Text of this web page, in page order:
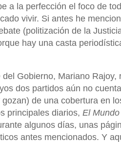
a la perfección el foco de
vivir. Si antes he
(politización de la
hay una casta
Gobierno, Mariano
dos partidos aún no
de una cobertura en
principales diarios, El Mundo
algunos días, unas
antes mencionados. Y